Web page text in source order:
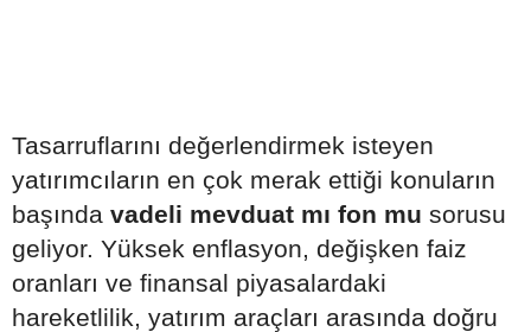
Tasarruflarını değerlendirmek isteyen
yatırımcıların en çok merak ettiği konuların
başında vadeli mevduat mı fon mu sorusu
geliyor. Yüksek enflasyon, değişken faiz
oranları ve finansal piyasalardaki
hareketlilik, yatırım araçları arasında doğru